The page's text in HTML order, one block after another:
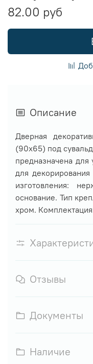
82.00 руб
Описание
Дверная
(90х65) под
предназначена для
для
изготовления:
основание. Тип
хром.
Отзывы
Документы
Наличие